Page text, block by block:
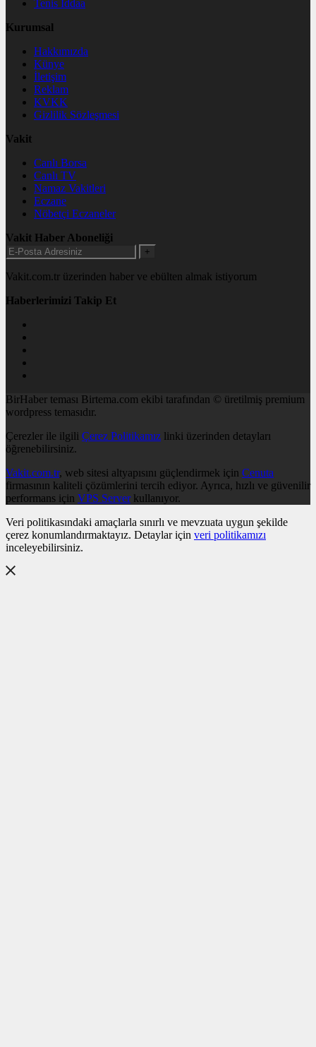
Tenis İddaa
Kurumsal
Hakkımızda
Künye
İletişim
Reklam
KVKK
Gizlilik Sözleşmesi
Vakit
Canlı Borsa
Canlı TV
Namaz Vakitleri
Eczane
Nöbetçi Eczaneler
Vakit Haber Aboneliği
+
Vakit.com.tr üzerinden haber ve ebülten almak istiyorum
Haberlerimizi Takip Et
BirHaber teması Birtema.com ekibi tarafından © üretilmiş premium
wordpress temasıdır.
Çerezler ile ilgili Çerez Politikamız linki üzerinden detayları
öğrenebilirsiniz.
Vakit.com.tr, web sitesi altyapısını güçlendirmek için Cenuta
firmasının kaliteli çözümlerini tercih ediyor. Ayrıca, hızlı ve güvenilir
performans için VPS Serverkullanıyor.
Veri politikasındaki amaçlarla sınırlı ve mevzuata uygun şekilde
çerez konumlandırmaktayız. Detaylar için veri politikamızı
inceleyebilirsiniz.